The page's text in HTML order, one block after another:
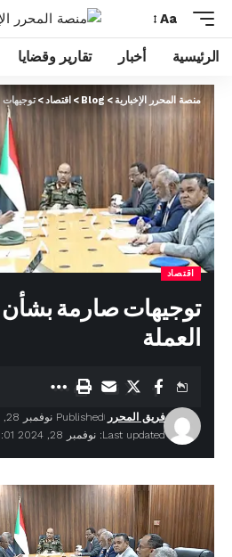
Aa
الرئيسية أخبار تقارير وقضايا
منصة المحرر الإخبارية>
Blog
> اقتصاد> توجيهات
اقتصاد
توجيهات صارمة بشأن
العملة
Last updated: نوفمبر 28, 2024 1:01 م
فريق المحرر Published نوفمبر 28, 2024